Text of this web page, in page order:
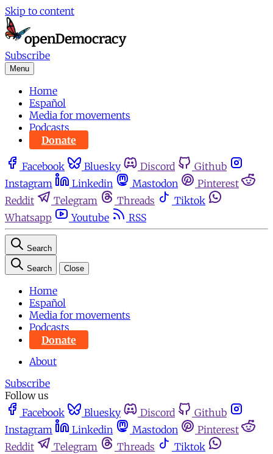
Skip to content
Subscribe
Menu
Home
Español
Media for movements
Podcasts
Donate
Facebook Bluesky Discord
Github
Instagram
Linkedin Mastodon
Pinterest
Reddit
Telegram Threads
Tiktok
Whatsapp
Youtube RSS
Search
Search Close
Home
Español
Media for movements
Podcasts
Donate
About
Subscribe
Follow us
Facebook
Bluesky Discord
Github
Instagram
Linkedin Mastodon
Pinterest
Reddit
Telegram Threads
Tiktok